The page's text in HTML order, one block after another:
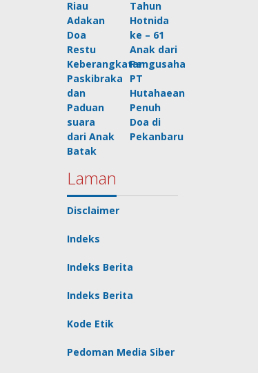
Riau
Adakan
Doa
Restu
Keberangkatan
Paskibraka
dan
Paduan
suara
dari Anak
Batak
Tahun
Hotnida
ke – 61
Anak dari
Pengusaha
PT
Hutahaean
Penuh
Doa di
Pekanbaru
Laman
Disclaimer
Indeks
Indeks Berita
Indeks Berita
Kode Etik
Pedoman Media Siber